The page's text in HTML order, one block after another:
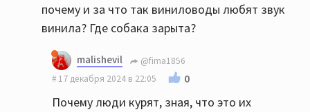
почему и за что так виниловоды любят звук
винила? Где собака зарыта?
malishevil
@fima1856
17 декабря 2024 в 22:05
0
Почему люди курят, зная, что это их